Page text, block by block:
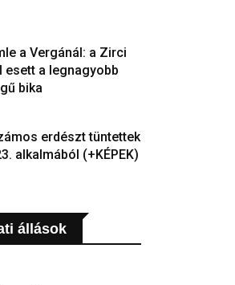
a Vergánál: a Zirci
esett a legnagyobb
bika
erdészt tüntettek
alkalmából (+KÉPEK)
állások